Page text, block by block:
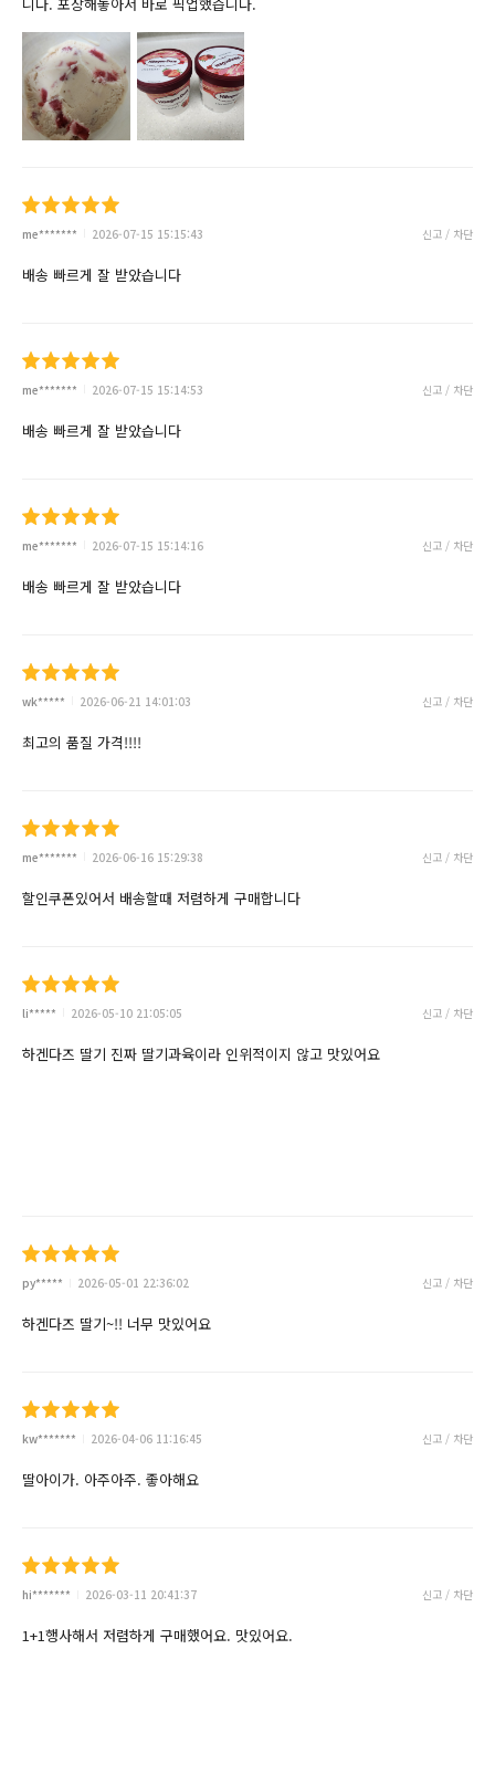
me******* 2026-07-15 15:15:43 신고 / 차단
배송 빠르게 잘 받았습니다
me******* 2026-07-15 15:14:53 신고 / 차단
배송 빠르게 잘 받았습니다
me******* 2026-07-15 15:14:16 신고 / 차단
배송 빠르게 잘 받았습니다
wk***** 2026-06-21 14:01:03 신고 / 차단
최고의 품질 가격!!!!
me******* 2026-06-16 15:29:38 신고 / 차단
할인쿠폰있어서 배송할때 저렴하게 구매합니다
li***** 2026-05-10 21:05:05 신고 / 차단
하겐다즈 딸기 진짜 딸기과육이라 인위적이지 않고 맛있어요
py***** 2026-05-01 22:36:02 신고 / 차단
하겐다즈 딸기~!! 너무 맛있어요
kw******* 2026-04-06 11:16:45 신고 / 차단
딸아이가. 아주아주. 좋아해요
hi******* 2026-03-11 20:41:37 신고 / 차단
1+1행사해서 저렴하게 구매했어요. 맛있어요.